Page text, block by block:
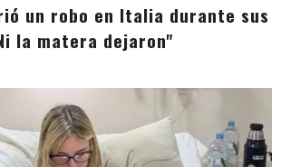
un robo en Italia durante sus
la matera dejaron"